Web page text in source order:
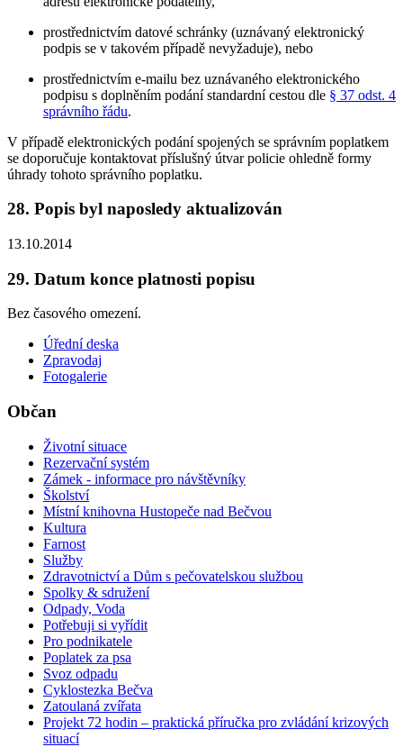
prostřednictvím datové schránky (uznávaný elektronický
podpis se v takovém případě nevyžaduje), nebo
prostřednictvím e-mailu bez uznávaného elektronického
podpisu s doplněním podání standardní cestou dle § 37 odst. 4
správního řádu.
V případě elektronických podání spojených se správním poplatkem
se doporučuje kontaktovat příslušný útvar policie ohledně formy
úhrady tohoto správního poplatku.
28. Popis byl naposledy aktualizován
13.10.2014
29. Datum konce platnosti popisu
Bez časového omezení.
Úřední deska
Zpravodaj
Fotogalerie
Občan
Životní situace
Rezervační systém
Zámek - informace pro návštěvníky
Školství
Místní knihovna Hustopeče nad Bečvou
Kultura
Farnost
Služby
Zdravotnictví a Dům s pečovatelskou službou
Spolky & sdružení
Odpady, Voda
Potřebuji si vyřídit
Pro podnikatele
Poplatek za psa
Svoz odpadu
Cyklostezka Bečva
Zatoulaná zvířata
Projekt 72 hodin – praktická příručka pro zvládání krizových
situací